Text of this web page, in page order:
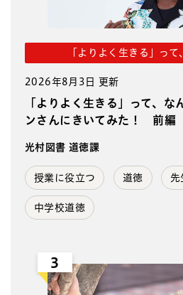
「よりよく生きる」って
2026年8月3日 更新
「よりよく生きる」って、な
ンさんにきいてみた！ 前編
光村図書 道徳課
授業に役立つ 道徳 先
中学校道徳
3